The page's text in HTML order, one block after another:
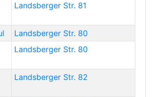
Landsberger Str. 81
Landsberger Str. 80
Landsberger Str. 80
Landsberger Str. 82